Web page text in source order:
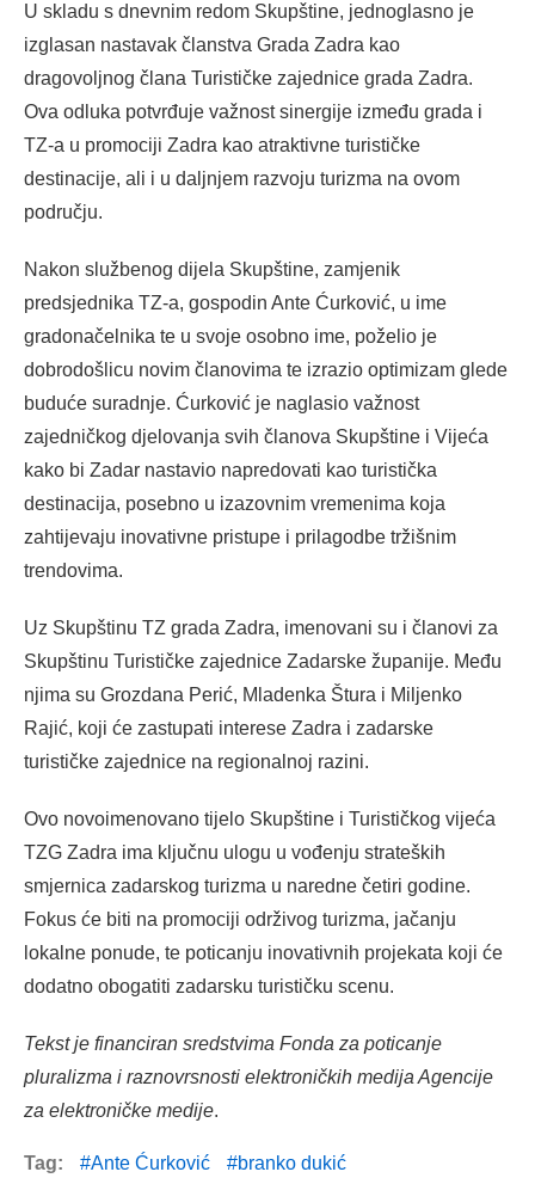
U skladu s dnevnim redom Skupštine, jednoglasno je
izglasan nastavak članstva Grada Zadra kao
dragovoljnog člana Turističke zajednice grada Zadra.
Ova odluka potvrđuje važnost sinergije između grada i
TZ-a u promociji Zadra kao atraktivne turističke
destinacije, ali i u daljnjem razvoju turizma na ovom
području.
Nakon službenog dijela Skupštine, zamjenik
predsjednika TZ-a, gospodin Ante Ćurković, u ime
gradonačelnika te u svoje osobno ime, poželio je
dobrodošlicu novim članovima te izrazio optimizam glede
buduće suradnje. Ćurković je naglasio važnost
zajedničkog djelovanja svih članova Skupštine i Vijeća
kako bi Zadar nastavio napredovati kao turistička
destinacija, posebno u izazovnim vremenima koja
zahtijevaju inovativne pristupe i prilagodbe tržišnim
trendovima.
Uz Skupštinu TZ grada Zadra, imenovani su i članovi za
Skupštinu Turističke zajednice Zadarske županije. Među
njima su Grozdana Perić, Mladenka Štura i Miljenko
Rajić, koji će zastupati interese Zadra i zadarske
turističke zajednice na regionalnoj razini.
Ovo novoimenovano tijelo Skupštine i Turističkog vijeća
TZG Zadra ima ključnu ulogu u vođenju strateških
smjernica zadarskog turizma u naredne četiri godine.
Fokus će biti na promociji održivog turizma, jačanju
lokalne ponude, te poticanju inovativnih projekata koji će
dodatno obogatiti zadarsku turističku scenu.
Tekst je financiran sredstvima Fonda za poticanje
pluralizma i raznovrsnosti elektroničkih medija Agencije
za elektroničke medije.
Tag: Ante Ćurković branko dukić